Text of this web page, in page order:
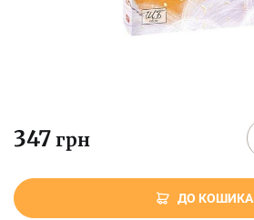
347 грн
ДО КОШИКА